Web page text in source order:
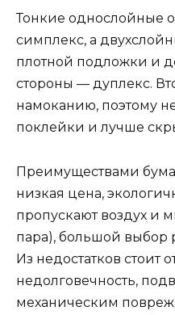
Тонкие однослойные
симплекс, а
плотной подложки и
стороны — дуплекс.
намоканию, поэтому
поклейки и лучше
Преимуществами
низкая цена,
пропускают воздух и
пара), большой выбор
Из недостатков стоит
недолговечность,
механическим